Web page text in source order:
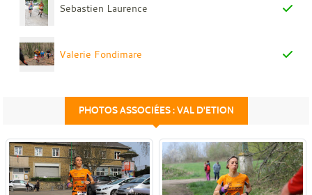
Sebastien Laurence
Valerie Fondimare
PHOTOS ASSOCIÉES : VAL D'ETION